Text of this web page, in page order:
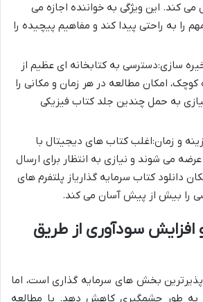
کند. این ویژگی به خواننده اجازه می
را به راحتی پیدا کند و مفاهیم پیچیده را
سازی:دسترسی به کتابخانه ای عظیم از
امکان مطالعه در هر زمان و مکانی را
به حمل چندین جلد کتاب فیزیکی
و زمان:اغلب کتاب های دیجیتال با
می شوند و نیازی به انتظار برای ارسال
دانلود کتاب سرمایه گذاریاز پلتفرم های
را بیش از پیش آسان می کند.
سودآوری از طریق
بخش های سرمایه گذاری است، اما
به طور چشمگیری کاهش دهد. با مطالعه